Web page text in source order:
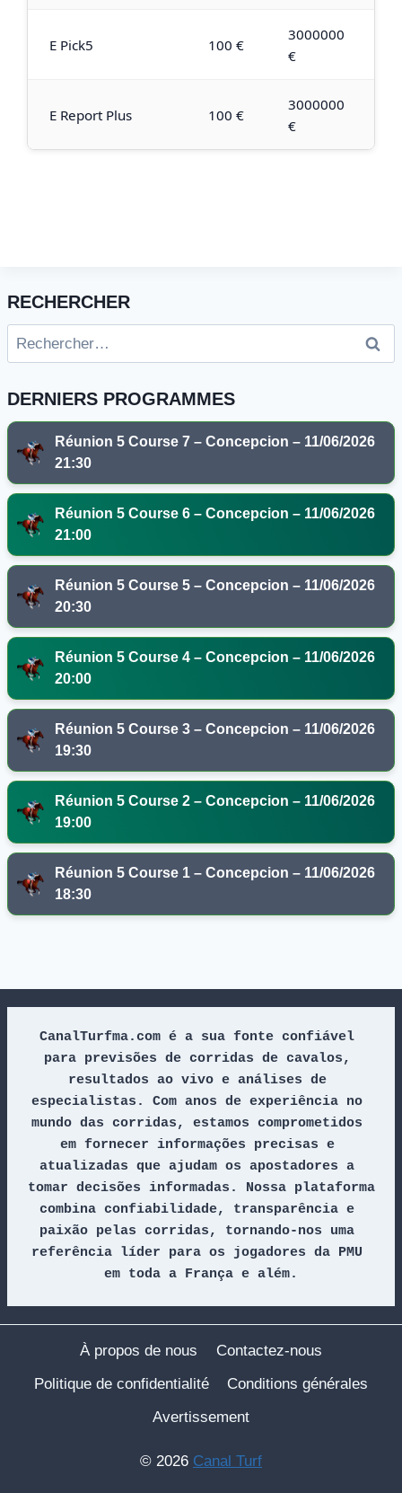
E Pick5 100 €
3000000
€
E Report Plus 100 €
3000000
€
RECHERCHER
Rechercher :
DERNIERS PROGRAMMES
Réunion 5 Course 7 – Concepcion – 11/06/2026
21:30
Réunion 5 Course 6 – Concepcion – 11/06/2026
21:00
Réunion 5 Course 5 – Concepcion – 11/06/2026
20:30
Réunion 5 Course 4 – Concepcion – 11/06/2026
20:00
Réunion 5 Course 3 – Concepcion – 11/06/2026
19:30
Réunion 5 Course 2 – Concepcion – 11/06/2026
19:00
Réunion 5 Course 1 – Concepcion – 11/06/2026
18:30
CanalTurfma.com é a sua fonte confiável
para previsões de corridas de cavalos,
resultados ao vivo e análises de
especialistas. Com anos de experiência no
mundo das corridas, estamos comprometidos
em fornecer informações precisas e
atualizadas que ajudam os apostadores a
tomar decisões informadas. Nossa plataforma
combina confiabilidade, transparência e
paixão pelas corridas, tornando-nos uma
referência líder para os jogadores da PMU
em toda a França e além.
À propos de nous
Contactez-nous
Politique de confidentialité
Conditions générales
Avertissement
© 2026 Canal Turf